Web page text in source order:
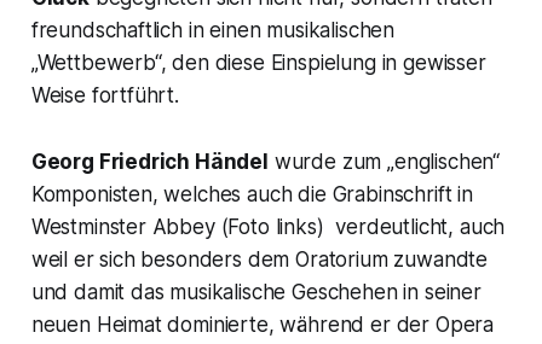
freundschaftlich in einen musikalischen
„Wettbewerb“, den diese Einspielung in gewisser
Weise fortführt.
Georg Friedrich Händel wurde zum „englischen“
Komponisten, welches auch die Grabinschrift in
Westminster Abbey (Foto links) verdeutlicht, auch
weil er sich besonders dem Oratorium zuwandte
und damit das musikalische Geschehen in seiner
neuen Heimat dominierte, während er der Opera